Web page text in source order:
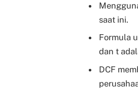
saat ini.
Formula
dan t
DCF